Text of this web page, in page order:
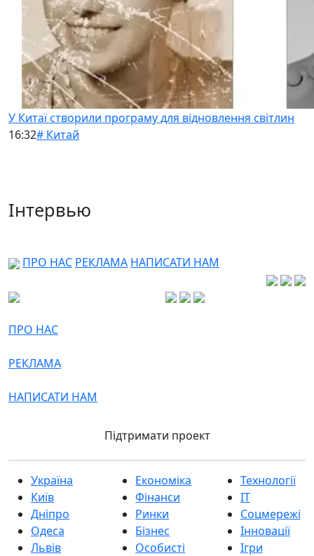
У Китаї створили програму для відновлення світлин
16:32# Китай
Інтервью
ПРО НАС РЕКЛАМА НАПИСАТИ НАМ
ПРО НАС
РЕКЛАМА
НАПИСАТИ НАМ
Підтримати проект
Україна
Київ
Дніпро
Одеса
Львів
Економіка
Фінанси
Ринки
Бізнес
Особисті
Технології
IT
Соцмережі
Інновації
Ігри